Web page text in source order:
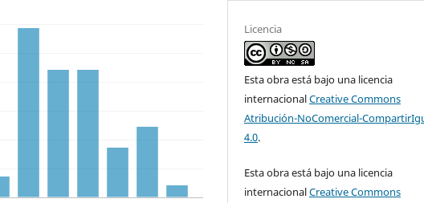
Licencia
Esta obra está bajo una licencia
internacionalCreative Commons
Atribución-NoComercial-
4.0.
Esta obra está bajo una licencia
internacionalCreative Commons